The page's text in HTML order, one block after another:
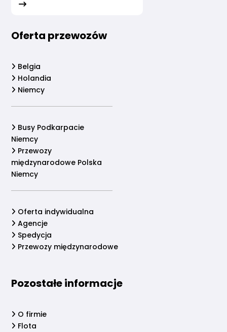
Oferta przewozów
Belgia
Holandia
Niemcy
Busy Podkarpacie
Niemcy
Przewozy
międzynarodowe Polska
Niemcy
Oferta indywidualna
Agencje
Spedycja
Przewozy międzynarodowe
Pozostałe informacje
O firmie
Flota